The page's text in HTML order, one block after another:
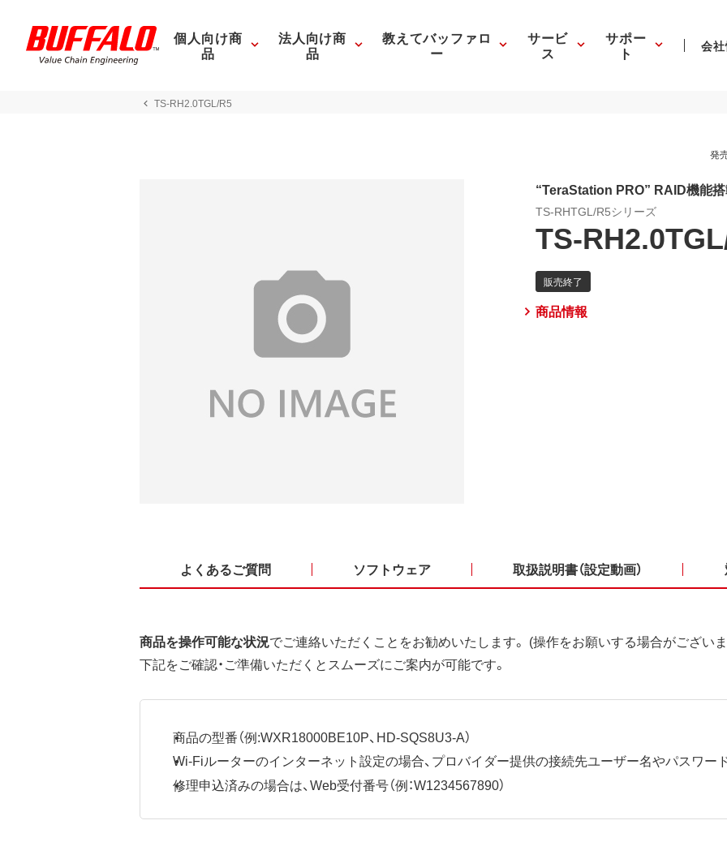
個人向け商
品
法人向け商
品
教えてバッファロ
ー
サービ
ス
サポー
ト 会
TS-RH2.0TGL/R5
発
“TeraStation PRO” RAID機能
TS-RHTGL/R5シリーズ
TS-
商品情報
よくあるご質問 ソフトウェア 取扱説明書（設定動画）
商品を操作可能な状況でご連絡いただくことをお勧めいたします。 (操作をお願いする場合がござい
下記をご確認・ご準備いただくとスムーズにご案内が可能です。
商品の型番（例:WXR18000BE10P、HD-SQS8U3-A）
Wi-Fiルーターのインターネット設定の場合、プロバイダー提供の接続先ユーザー名やパスワー
修理申込済みの場合は、Web受付番号（例：W1234567890）